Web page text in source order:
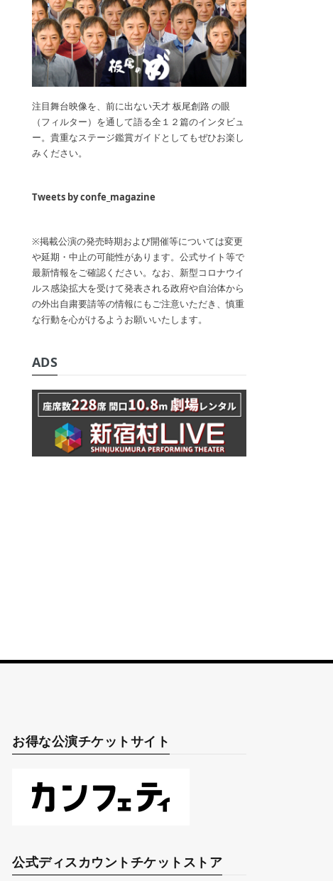
注目舞台映像を、前に出ない天才 板尾創路 の眼
（フィルター）を通して語る全１２篇のインタビュ
ー。貴重なステージ鑑賞ガイドとしてもぜひお楽し
みください。
Tweets by confe_magazine
※掲載公演の発売時期および開催等については変更
や延期・中止の可能性があります。公式サイト等で
最新情報をご確認ください。なお、新型コロナウイ
ルス感染拡大を受けて発表される政府や自治体から
の外出自粛要請等の情報にもご注意いただき、慎重
な行動を心がけるようお願いいたします。
ADS
お得な公演チケットサイト
公式ディスカウントチケットストア